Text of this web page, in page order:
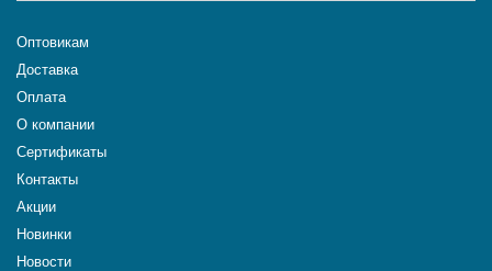
Оптовикам
Доставка
Оплата
О компании
Сертификаты
Контакты
Акции
Новинки
Новости